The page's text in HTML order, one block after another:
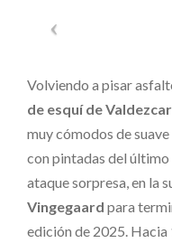
Volviendo a pisar
de esquí de
muy cómodos de
con pintadas del último
ataque sorpresa, en la
Vingegaard para
edición de 2025. Hacia